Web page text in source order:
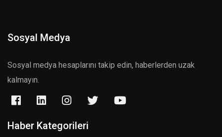
Sosyal Medya
Sosyal medya hesaplarını takip edin, haberlerden uzak
kalmayın.
Haber Kategorileri